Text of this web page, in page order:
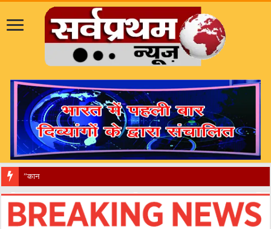
​”कानून तो बदल गया 2016 में, दिव्यांगों के हा